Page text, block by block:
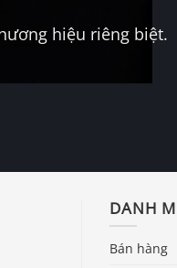
hiệu riêng biệt.
DANH
Bán hàng